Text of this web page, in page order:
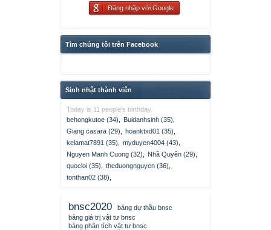
Đăng nhập với Google
Tìm chúng tôi trên Facebook
Sinh nhật thành viên
Today is 11 people's birthday.
behongkutoe (34)
Buidanhsinh (35)
Giang casara (29)
hoanktxd01 (35)
kelamat7891 (35)
myduyen4004 (43)
Nguyen Manh Cuong (32)
Nhã Quyên (29)
quocloi (35)
theduongnguyen (36)
tonthan02 (38)
bnsc2020
bảng dự thầu bnsc
bảng giá trị vật tư bnsc
bảng phân tích vật tư bnsc